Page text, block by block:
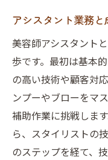
アシスタント業務
美容師アシスタント
歩です。最初は基本
の高い技術や顧客対
ンプーやブローをマ
補助作業に挑戦しま
ら、スタイリストの
のステップを経て、